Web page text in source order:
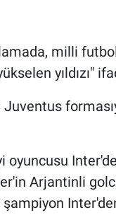
milli
yıldızı"
oyuncusu
Arjantinli
şampiyon